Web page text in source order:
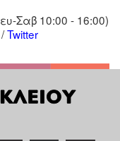
-Σαβ 10:00 - 16:00)
/Twitter